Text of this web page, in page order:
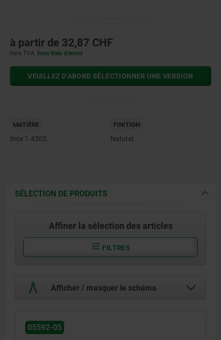
à partir de 32,87 CHF
hors TVA hors frais d’envoi
VEUILLEZ D’ABORD SÉLECTIONNER UNE VERSION
MATIÈRE
Inox 1.4305.
FINITION
Naturel.
SÉLECTION DE PRODUITS
Affiner la sélection des articles
FILTRES
Afficher / masquer le schéma
05592-05